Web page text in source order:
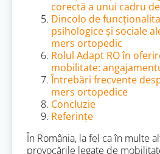
corectă a unui cadru
Dincolo de
psihologice și sociale
mers ortopedic
Rolul Adapt RO în
mobilitate:
Întrebări frecvente
mers ortopedice
Concluzie
Referințe
În România, la fel ca în multe
provocările legate de